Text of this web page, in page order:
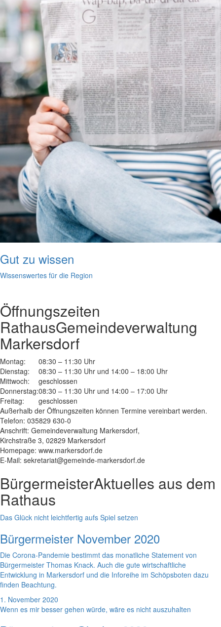
Gut zu wissen
Wissenswertes für die Region
Öffnungszeiten
RathausGemeindeverwaltung
Markersdorf
Montag:
08:30 – 11:30 Uhr
Dienstag:
08:30 – 11:30 Uhr und 14:00 – 18:00 Uhr
Mittwoch:
geschlossen
Donnerstag:08:30 – 11:30 Uhr und 14:00 – 17:00 Uhr
Freitag:
geschlossen
Außerhalb der Öffnungszeiten können Termine vereinbart werden.
Telefon: 035829 630-0
Anschrift: Gemeindeverwaltung Markersdorf,
Kirchstraße 3, 02829 Markersdorf
Homepage: www.markersdorf.de
E-Mail: sekretariat@gemeinde-markersdorf.de
BürgermeisterAktuelles aus dem
Rathaus
Das Glück nicht leichtfertig aufs Spiel setzen
Bürgermeister November 2020
Die Corona-Pandemie bestimmt das monatliche Statement von
Bürgermeister Thomas Knack. Auch die gute wirtschaftliche
Entwicklung in Markersdorf und die Inforeihe im Schöpsboten dazu
finden Beachtung.
1. November 2020
Wenn es mir besser gehen würde, wäre es nicht auszuhalten